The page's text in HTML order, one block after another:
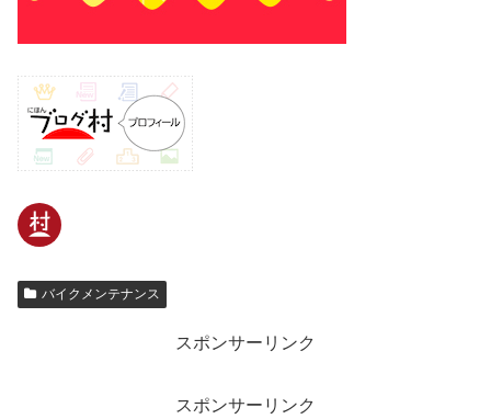
バイクメンテナンス
スポンサーリンク
スポンサーリンク